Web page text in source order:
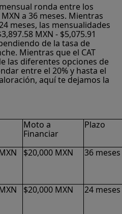
ronda entre los
a 36 meses. Mientras
meses, las mensualidades
MXN - $5,075.91
de la tasa de
Mientras que el CAT
las diferentes opciones de
entre el 20% y hasta el
aquí te dejamos la
Moto a
Financiar
Plazo
$20,000 MXN 36 meses
$20,000 MXN 24 meses